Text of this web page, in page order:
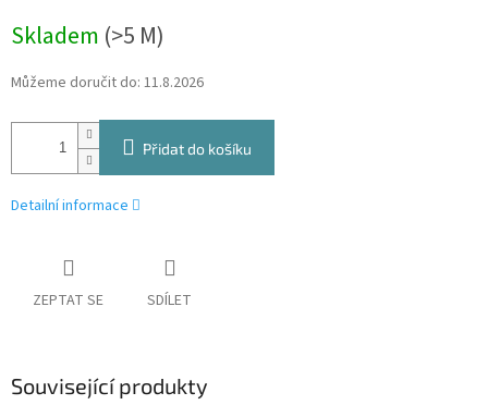
cena:
Skladem (>5 M)
Můžeme doručit do: 11.8.2026
Přidat do košíku
Detailní informace
ZEPTAT SE SDÍLET
Související produkty